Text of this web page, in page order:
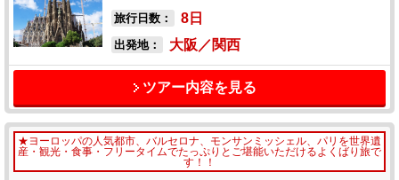
旅行日数： 8 日
出発地： 大阪／関西
ツアー内容を見る
★ヨーロッパの人気都市、バルセロナ、モンサンミッシェル、パリを世界遺
産・観光・食事・フリータイムでたっぷりとご堪能いただけるよくばり旅で
す！！